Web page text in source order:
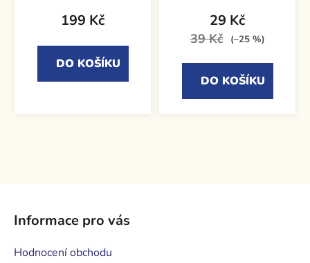
produktu
5,0
z
199 Kč
DO KOŠÍKU
29 Kč
39 Kč (–25 %)
DO KOŠÍKU
Informace pro vás
Hodnocení obchodu